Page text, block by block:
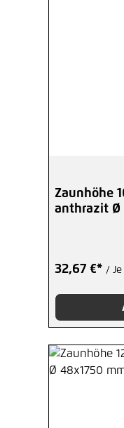
Zaunhöhe
anthrazit Ø
32,67 €* /